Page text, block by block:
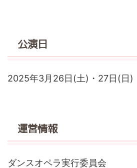
公演日
2025年3月26日(土)・27日(日)
運営情報
ダンスオペラ実行委員会